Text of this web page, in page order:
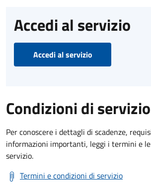
Accedi al servizio
Accedi al servizio
Condizioni di servizio
Per conoscere i dettagli di scadenze,
informazioni importanti, leggi i termini e
servizio.
Termini e condizioni di servizio